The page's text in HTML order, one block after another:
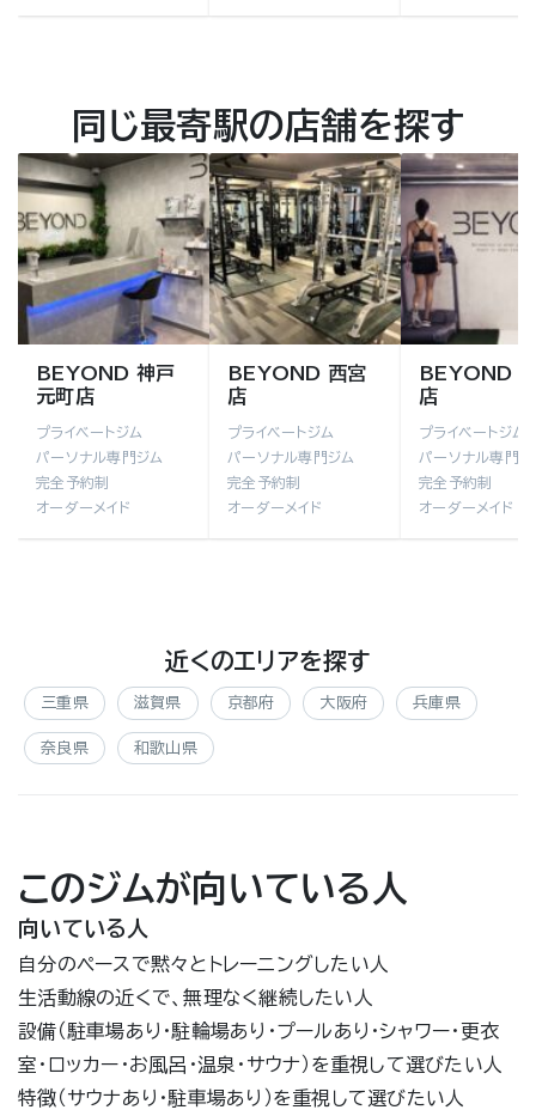
同じ最寄駅の店舗を探す
BEYOND 神戸
元町店
プライベートジム
パーソナル専門ジム
完全予約制
オーダーメイド
BEYOND 西宮
店
プライベートジム
パーソナル専門ジム
完全予約制
オーダーメイド
BEYOND
店
プライベートジム
パーソナル専門ジ
完全予約制
オーダーメイド
近くのエリアを探す
三重県 滋賀県 京都府 大阪府 兵庫県
奈良県 和歌山県
このジムが向いている人
向いている人
自分のペースで黙々とトレーニングしたい人
生活動線の近くで、無理なく継続したい人
設備（駐車場あり・駐輪場あり・プールあり・シャワー・更衣
室・ロッカー・お風呂・温泉・サウナ）を重視して選びたい人
特徴（サウナあり・駐車場あり）を重視して選びたい人